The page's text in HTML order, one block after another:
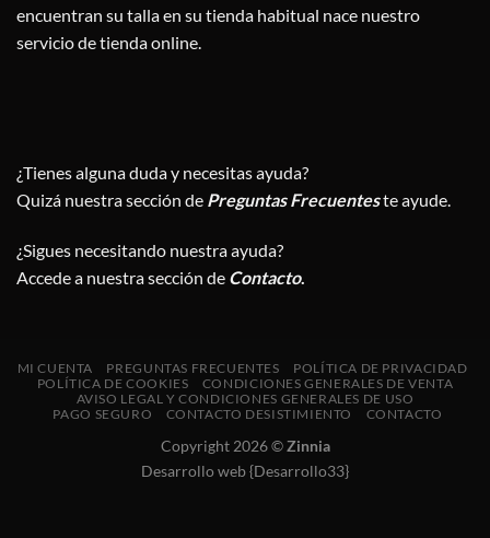
encuentran su talla en su tienda habitual nace nuestro
servicio de tienda online.
¿Tienes alguna duda y necesitas ayuda?
Quizá nuestra sección de Preguntas Frecuenteste ayude.
¿Sigues necesitando nuestra ayuda?
Accede a nuestra sección de Contacto.
MI CUENTA PREGUNTAS FRECUENTES
POLÍTICA DE PRIVACIDAD
POLÍTICA DE COOKIES
CONDICIONES GENERALES DE VENTA
AVISO LEGAL Y CONDICIONES GENERALES DE USO
PAGO SEGURO
CONTACTO DESISTIMIENTO CONTACTO
Copyright 2026 ©Zinnia
Desarrollo web {Desarrollo33}